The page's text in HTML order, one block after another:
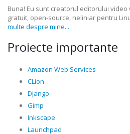
Buna! Eu sunt creatorul editorului
gratuit, open-source, neliniar pentru
multe despre mine...
Proiecte importante
Amazon Web Services
CLion
Django
Gimp
Inkscape
Launchpad